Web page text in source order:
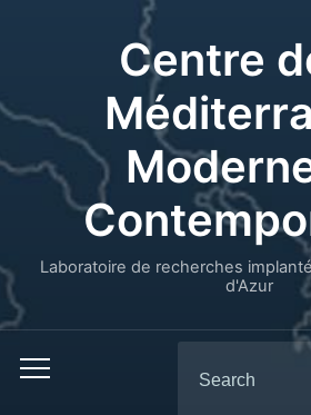
Centre
Laboratoire de recherches
d'Azur
for: